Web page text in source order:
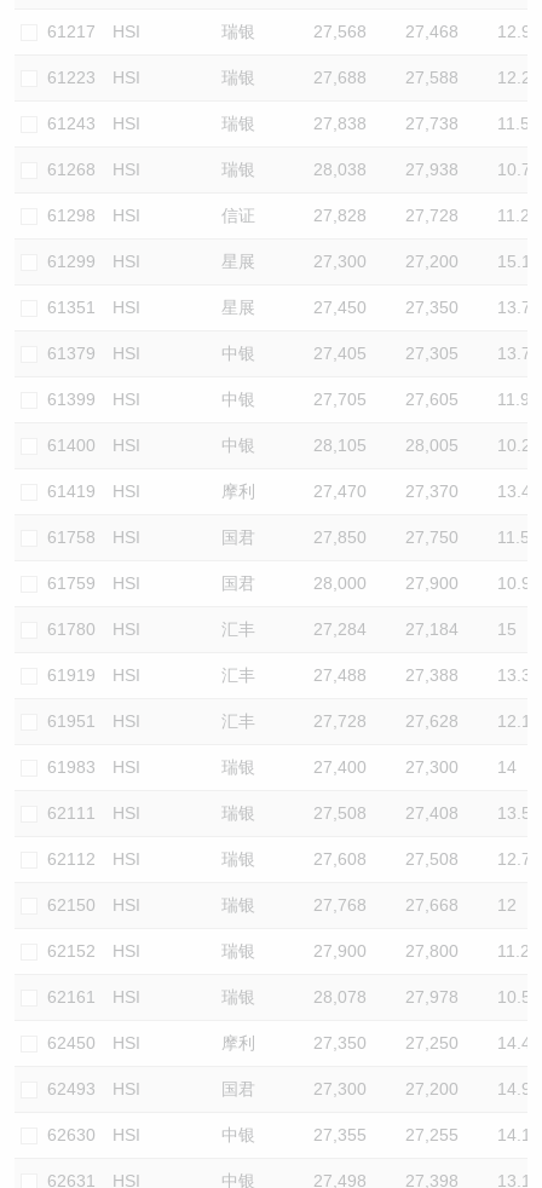
61217 HSI 瑞银 27,568 27,468 12.9
61223 HSI 瑞银 27,688 27,588 12.2
61243 HSI 瑞银 27,838 27,738 11.5
61268 HSI 瑞银 28,038 27,938 10.7
61298 HSI 信证 27,828 27,728 11.2
61299 HSI 星展 27,300 27,200 15.1
61351 HSI 星展 27,450 27,350 13.7
61379 HSI 中银 27,405 27,305 13.7
61399 HSI 中银 27,705 27,605 11.9
61400 HSI 中银 28,105 28,005 10.2
61419 HSI 摩利 27,470 27,370 13.4
61758 HSI 国君 27,850 27,750 11.5
61759 HSI 国君 28,000 27,900 10.9
61780 HSI 汇丰 27,284 27,184 15
61919 HSI 汇丰 27,488 27,388 13.3
61951 HSI 汇丰 27,728 27,628 12.1
61983 HSI 瑞银 27,400 27,300 14
62111 HSI 瑞银 27,508 27,408 13.5
62112 HSI 瑞银 27,608 27,508 12.7
62150 HSI 瑞银 27,768 27,668 12
62152 HSI 瑞银 27,900 27,800 11.2
62161 HSI 瑞银 28,078 27,978 10.5
62450 HSI 摩利 27,350 27,250 14.4
62493 HSI 国君 27,300 27,200 14.9
62630 HSI 中银 27,355 27,255 14.1
62631 HSI 中银 27,498 27,398 13.1